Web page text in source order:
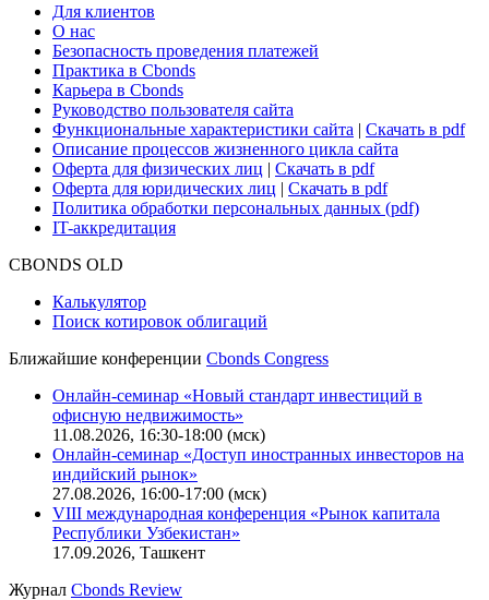
Для клиентов
О нас
Безопасность проведения платежей
Практика в Cbonds
Карьера в Cbonds
Руководство пользователя сайта
Функциональные характеристики сайта | Скачать в pdf
Описание процессов жизненного цикла сайта
Оферта для физических лиц | Скачать в pdf
Оферта для юридических лиц | Скачать в pdf
Политика обработки персональных данных (pdf)
IT-аккредитация
CBONDS OLD
Калькулятор
Поиск котировок облигаций
Ближайшие конференции Cbonds Congress
Онлайн-семинар «Новый стандарт инвестиций в
офисную недвижимость»
11.08.2026, 16:30-18:00 (мск)
Онлайн-семинар «Доступ иностранных инвесторов на
индийский рынок»
27.08.2026, 16:00-17:00 (мск)
VIII международная конференция «Рынок капитала
Республики Узбекистан»
17.09.2026, Ташкент
Журнал Cbonds Review